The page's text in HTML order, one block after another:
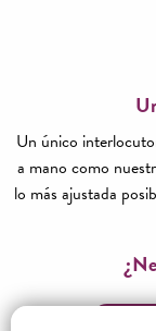
Un único
a mano como
lo más ajustada